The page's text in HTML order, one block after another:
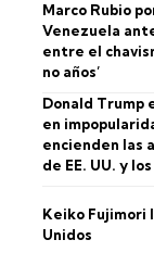
Marco Rubio
Venezuela
entre el
no años’
Donald Trump
en
encienden las
de EE. UU. y
Keiko Fujimori
Unidos